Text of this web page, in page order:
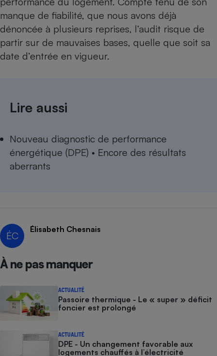
manque de fiabilité, que nous avons déjà
dénoncée à plusieurs reprises, l’audit risque de
partir sur de mauvaises bases, quelle que soit sa
date d’entrée en vigueur.
Lire aussi
Nouveau diagnostic de performance
énergétique (DPE) • Encore des résultats
aberrants
ÉC
Élisabeth Chesnais
À ne pas manquer
ACTUALITÉ
Passoire thermique - Le « super » déficit
foncier est prolongé
ACTUALITÉ
DPE - Un changement favorable aux
logements chauffés à l’électricité
Climatiseur -
Cafetière à expressos
Antivirus